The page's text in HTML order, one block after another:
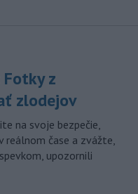
Fotky z
zlodejov
na svoje bezpečie,
čase a zvážte,
upozornili